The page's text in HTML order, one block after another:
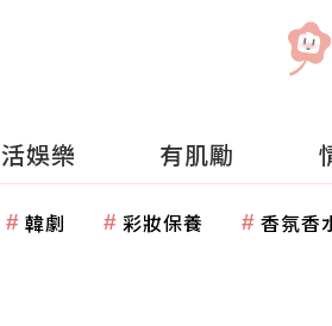
娛樂 有肌勵
韓劇 彩妝保養 香氛香